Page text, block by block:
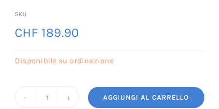
SKU
CHF 189.90
Disponibile su ordinazione
AGGIUNGI AL CARRELLO